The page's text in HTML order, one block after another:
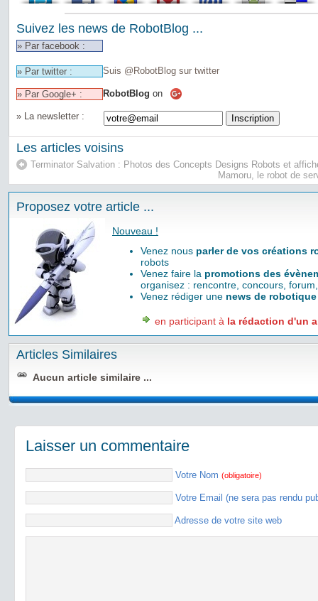
Suivez les news de RobotBlog ...
» Par facebook :
» Par twitter : Suis @RobotBlog sur twitter
» Par Google+ : RobotBlog on
» La newsletter :
Les articles voisins
Terminator Salvation : Photos des Concepts Designs Robots et
Mamoru, le robot de
Proposez votre article ...
Nouveau !
Venez nous parler de vos créations
robots
Venez faire la promotions des
organisez : rencontre, concours,
Venez rédiger une news de robotique
en participant à la rédaction d'un
Articles Similaires
Aucun article similaire ...
Laisser un commentaire
Votre Nom (obligatoire)
Votre Email (ne sera pas rendu
Adresse de votre site web